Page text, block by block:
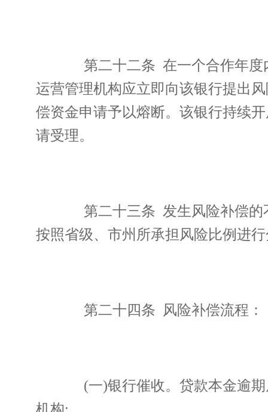
第二十二条 在一个合作年度内
运营管理机构应立即向该银行提出
偿资金申请予以熔断。该银行持续
请受理。
第二十三条 发生风险补偿的
按照省级、市州所承担风险比例进
第二十四条 风险补偿流程：
(一)银行催收。贷款本金逾期
机构;